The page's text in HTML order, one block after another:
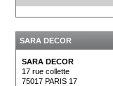
SARA DECOR
SARA DECOR
17 rue collette
75017PARIS 17